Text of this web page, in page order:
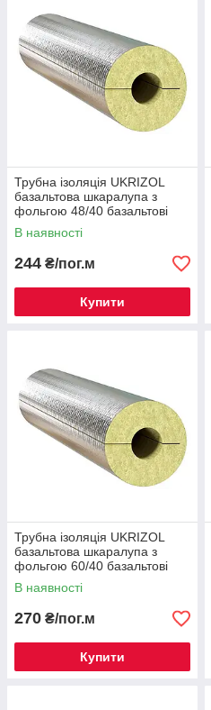
Трубна ізоляція UKRIZOL
базальтова шкаралупа з
фольгою 48/40 базальтові
циліндри
В наявності
244 ₴/пог.м
Купити
Трубна ізоляція UKRIZOL
базальтова шкаралупа з
фольгою 60/40 базальтові
циліндри
В наявності
270 ₴/пог.м
Купити